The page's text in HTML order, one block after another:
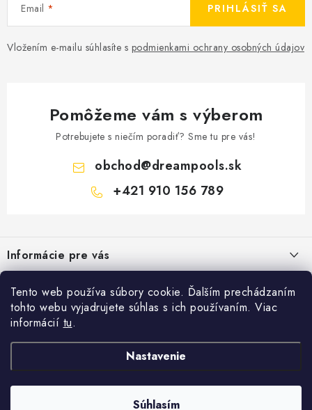
Tento web používa súbory cookie. Ďalším prechádzaním
tohto webu vyjadrujete súhlas s ich používaním. Viac
informácií tu.
Nastavenie
Súhlasím
Email
Vložením e-mailu súhlasíte s podmienkami ochrany osobných údajov
PRIHLÁSIŤ SA
Pomôžeme vám s výberom
Potrebujete s niečím poradiť? Sme tu pre vás!
obchod@dreampools.sk
+421 910 156 789
p
ä
Informácie pre vás
Reklamačný poriadok
FORMULÁRE - Odstúpenie od zmluvy / reklamácia
Ako nakupovať
Facebook
Prihlásenie
Vytvoril Shoptet